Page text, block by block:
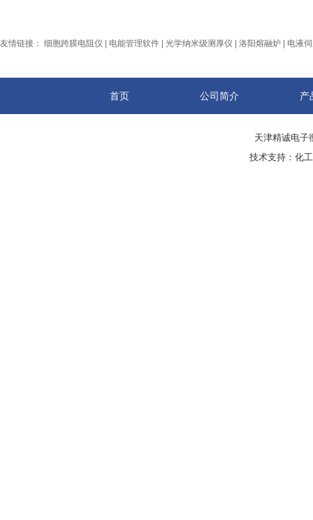
友情链接： 细胞跨膜电阻仪 电能管理软件 光学纳米级测厚仪 洛阳熔融炉 电液
首页 公司简介 产
天津精诚电
技术支持： 化